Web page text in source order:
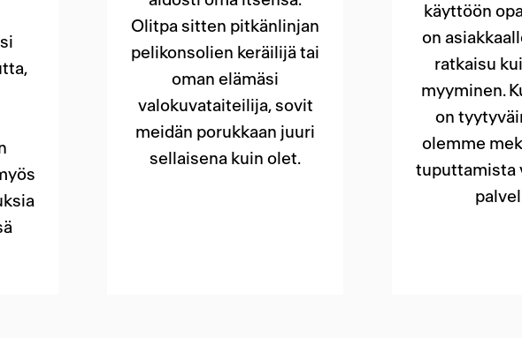
Olitpa sitten pitkänlinjan
pelikonsolien keräilijä tai
oman elämäsi
valokuvataiteilija, sovit
meidän porukkaan juuri
sellaisena kuin olet.
käyttöön
on
ratkaisu
myyminen.
on
olemme
tuputtamista